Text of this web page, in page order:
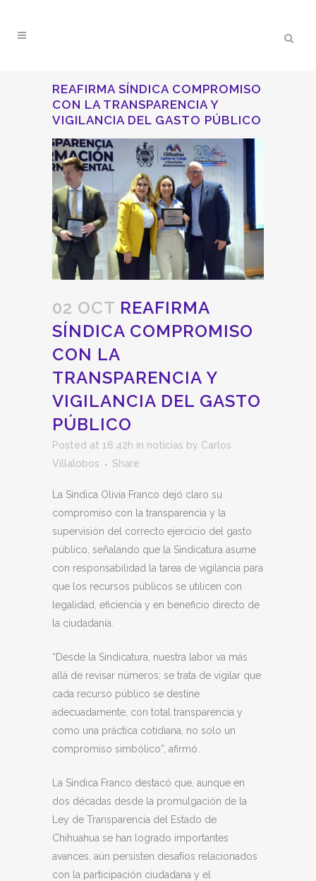
REAFIRMA SÍNDICA COMPROMISO
CON LA TRANSPARENCIA Y
VIGILANCIA DEL GASTO PÚBLICO
02 OCT REAFIRMA
SÍNDICA COMPROMISO
CON LA
TRANSPARENCIA Y
VIGILANCIA DEL GASTO
PÚBLICO
Posted at 16:42h in noticias by Carlos
Villalobos
Share
La Síndica Olivia Franco dejó claro su
compromiso con la transparencia y la
supervisión del correcto ejercicio del gasto
público, señalando que la Sindicatura asume
con responsabilidad la tarea de vigilancia para
que los recursos públicos se utilicen con
legalidad, eficiencia y en beneficio directo de
la ciudadanía.
“Desde la Sindicatura, nuestra labor va más
allá de revisar números; se trata de vigilar que
cada recurso público se destine
adecuadamente, con total transparencia y
como una práctica cotidiana, no solo un
compromiso simbólico”, afirmó.
La Síndica Franco destacó que, aunque en
dos décadas desde la promulgación de la
Ley de Transparencia del Estado de
Chihuahua se han logrado importantes
avances, aún persisten desafíos relacionados
con la participación ciudadana y el